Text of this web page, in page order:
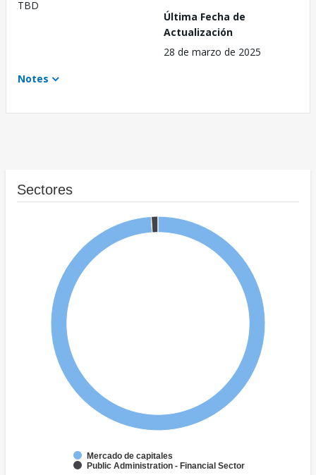
TBD
Última Fecha de
Actualización
28 de marzo de 2025
Notes
Sectores
Mercado de capitales
Public Administration - Financial Sector